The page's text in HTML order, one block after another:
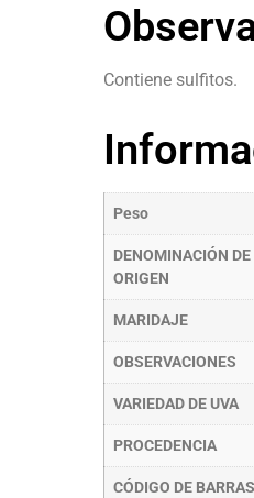
Contiene sulfitos.
Peso
DENOMINACIÓN DE
ORIGEN
MARIDAJE
OBSERVACIONES
VARIEDAD DE UVA
PROCEDENCIA
CÓDIGO DE BARRAS